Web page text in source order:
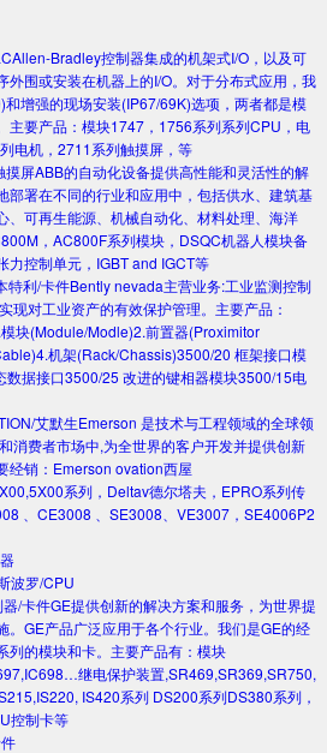
Allen-Bradley控制器集成的机架式I/O，以及可
外围或安装在机器上的I/O。对于分布式应用，我
和增强的现场安装(IP67/69K)选项，两者都是模
主要产品：模块1747，1756系列系列CPU，电
电机，2711系列触摸屏，等
摸屏ABB的自动化设备提供高性能和灵活性的解
部署在不同的行业和应用中，包括供水、建筑基
、可再生能源、机械自动化、材料处理、海洋
，AC800F系列模块，DSQC机器人模块备
力控制单元，IGBT and IGCT等
特利/卡件Bently nevada主营业务:工业监测控制
现对工业资产的有效保护管理。主要产品：
块(Module/Modle)2.前置器(Proximitor
机架(Rack/Chassis)3500/20 框架接口模
数据接口3500/25 改进的键相器模块3500/15电
艾默生Emerson 是技术与工程领域的全球领
消费者市场中,为全世界的客户开发并提供创新
经销：Emerson ovation西屋
系列，Deltav德尔塔夫，EPRO系列传
、CE3008 、SE3008、VE3007，SE4006P2
波罗/CPU
/卡件GE提供创新的解决方案和服务，为世界提
。GE产品广泛应用于各个行业。我们是GE的经
列的模块和卡。主要产品有：模块
继电保护装置,SR469,SR369,SR750,
IS420系列 DS200系列DS380系列，
控制卡等